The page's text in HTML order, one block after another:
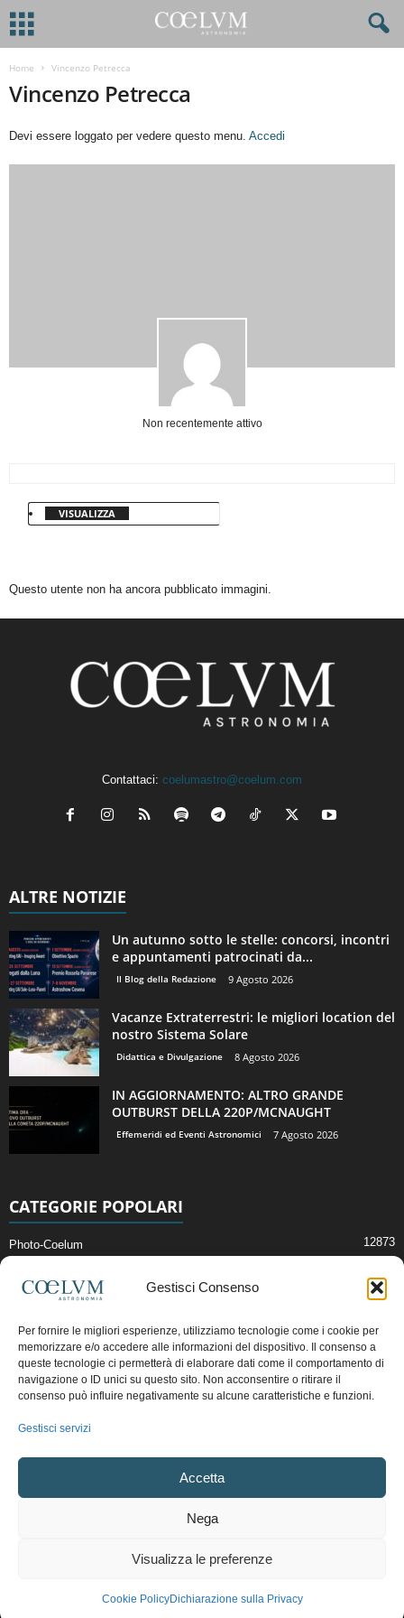
Gestisci Consenso
Per fornire le migliori esperienze, utilizziamo tecnologie come i cookie per
memorizzare e/o accedere alle informazioni del dispositivo. Il consenso a
queste tecnologie ci permetterà di elaborare dati come il comportamento di
navigazione o ID unici su questo sito. Non acconsentire o ritirare il
consenso può influire negativamente su alcune caratteristiche e funzioni.
Gestisci servizi
Accetta
Nega
Visualizza le preferenze
Cookie PolicyDichiarazione sulla Privacy
Home Vincenzo Petrecca
Vincenzo Petrecca
Devi essere loggato per vedere questo menu. Accedi
Non recentemente attivo
VISUALIZZA
Questo utente non ha ancora pubblicato immagini.
Contattaci: coelumastro@coelum.com
ALTRE NOTIZIE
Un autunno sotto le stelle: concorsi, incontri
e appuntamenti patrocinati da...
Il Blog della Redazione 9 Agosto 2026
Vacanze Extraterrestri: le migliori location del
nostro Sistema Solare
Didattica e Divulgazione 8 Agosto 2026
IN AGGIORNAMENTO: ALTRO GRANDE
OUTBURST DELLA 220P/MCNAUGHT
Effemeridi ed Eventi Astronomici 7 Agosto 2026
CATEGORIE POPOLARI
Photo-Coelum 12873
News di Astronomia 2412
Cielo del Mese
Astronomia, Astrofisica e Cosmologia
Articoli e Risorse On-Line
Copyright © 1997 - 2024 vietata la riproduzione.
Termini e Condizioni di Vendita
Regolamento Community e Aree di Discussione
Cookie Policy (UE)